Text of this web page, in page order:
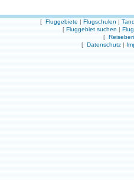
[ Fluggebiete | Flugschulen |
[ Fluggebiet suchen |
[
[ Datenschutz |